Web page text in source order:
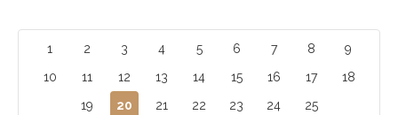
1 2 3 4 5 6 7 8
9
10
11 12 13 14 15 16 17
18
19
20 21 22 23 24 25